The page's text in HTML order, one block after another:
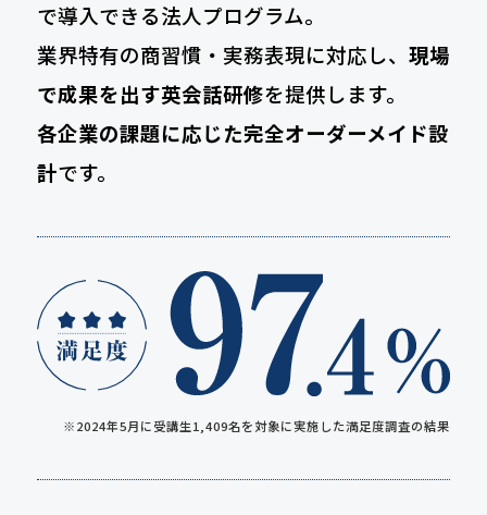
で導入できる法人プログラム。
業界特有の商習慣・実務表現に対応し、 現場
で成果を出す英会話研修を提供します。
各企業の課題に応じた完全オーダーメイド設
計です。
※2024年5月に受講生1,409名を対象に実施した満足度調査の結果